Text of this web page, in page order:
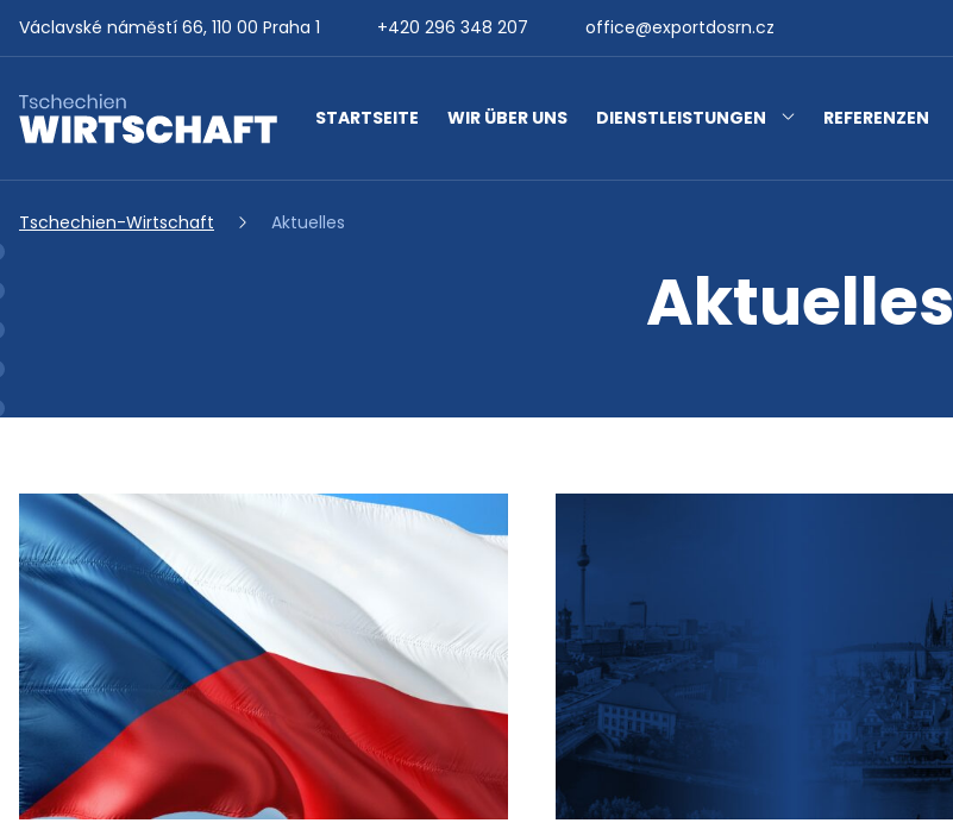
Auf Inhalt übergehen
Václavské náměstí 66, 110 00 Praha 1 +420 296 348 207 office@exportdosrn.cz
STARTSEITE WIR ÜBER UNS DIENSTLEISTUNGEN REFERENZEN
Tschechien-Wirtschaft
Tschechien-Wirtschaft Aktuelles
Aktuelles